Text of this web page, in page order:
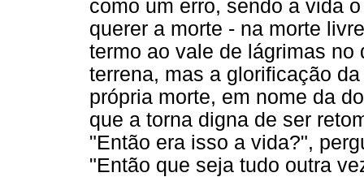
como um erro, sendo a vida
querer a morte - na morte
termo ao vale de lágrimas
terrena, mas a glorificação
própria morte, em nome da
que a torna digna de ser
"Então era isso a vida?",
"Então que seja tudo outra